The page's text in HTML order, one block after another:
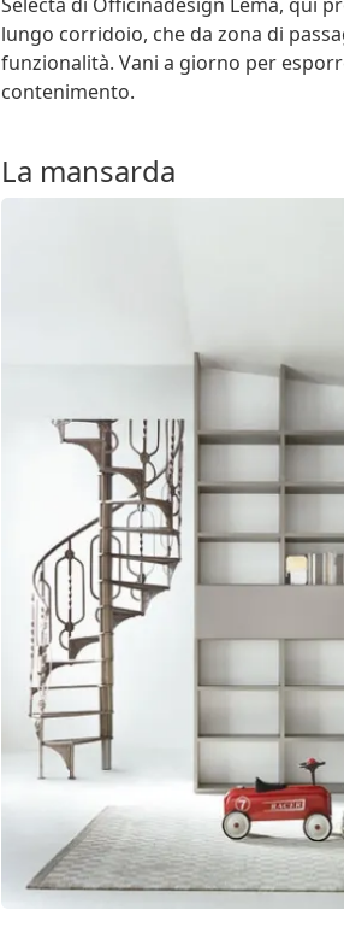
lungo corridoio, che da zona di
funzionalità. Vani a giorno per
contenimento.
La mansarda